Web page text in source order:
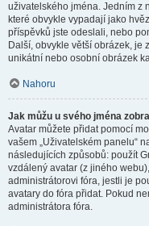
uživatelského jména. Jedním z
které obvykle vypadají jako
příspěvků jste odeslali, nebo
Další, obvykle větší obrázek, je
unikátní nebo osobní obrázek
Nahoru
Jak můžu u svého jména
Avatar můžete přidat pomocí
vašem „Uživatelském panelu“
následujících způsobů: použít
vzdálený avatar (z jiného
administrátorovi fóra, jestli je
avatary do fóra přidat. Pokud
administrátora fóra.